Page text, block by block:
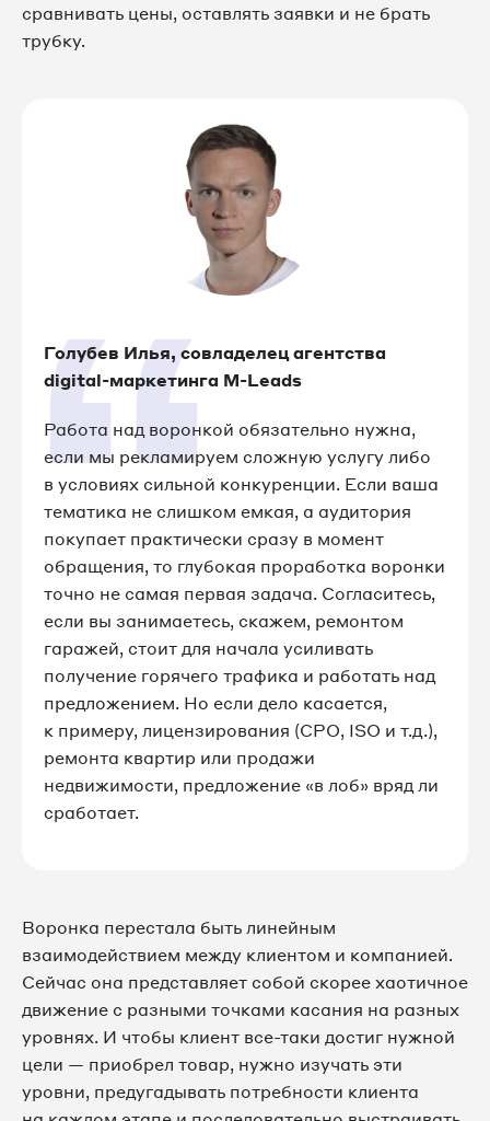
сравнивать цены, оставлять заявки и не брать
трубку.
Голубев Илья, совладелец агентства
digital-маркетинга M-Leads
Работа над воронкой обязательно нужна,
если мы рекламируем сложную услугу либо
в условиях сильной конкуренции. Если ваша
тематика не слишком емкая, а аудитория
покупает практически сразу в момент
обращения, то глубокая проработка воронки
точно не самая первая задача. Согласитесь,
если вы занимаетесь, скажем, ремонтом
гаражей, стоит для начала усиливать
получение горячего трафика и работать над
предложением. Но если дело касается,
к примеру, лицензирования (СРО, ISO и т.д.),
ремонта квартир или продажи
недвижимости, предложение «в лоб» вряд ли
сработает.
Воронка перестала быть линейным
взаимодействием между клиентом и компанией.
Сейчас она представляет собой скорее хаотичное
движение с разными точками касания на разных
уровнях. И чтобы клиент все-таки достиг нужной
цели — приобрел товар, нужно изучать эти
уровни, предугадывать потребности клиента